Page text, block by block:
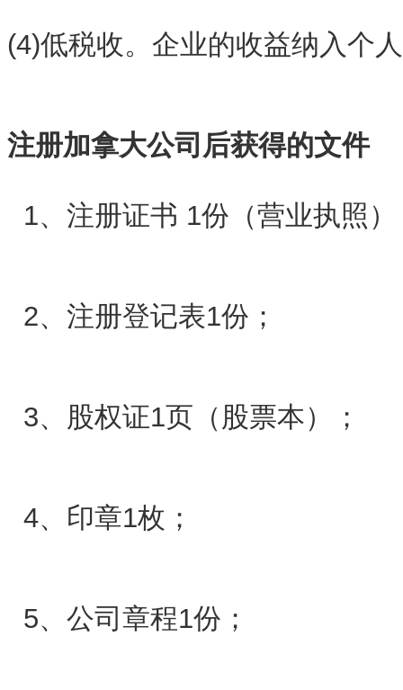
(4)低税收。企业的收益纳入个
注册加拿大公司后获得的文件
1、注册证书 1份（营业执照）
2、注册登记表1份；
3、股权证1页（股票本）；
4、印章1枚；
5、公司章程1份；